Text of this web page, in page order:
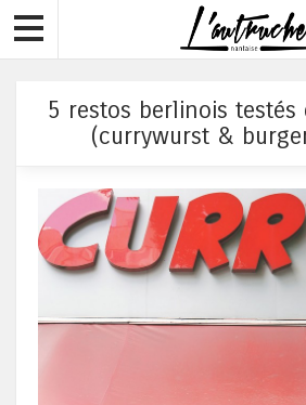
5 restos berlinois testés
(currywurst &